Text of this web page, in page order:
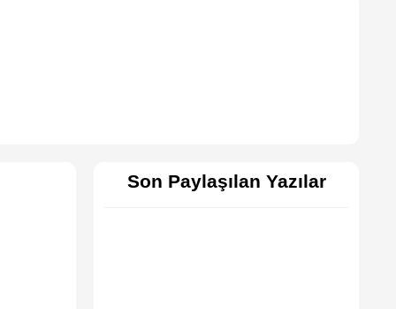
Son Paylaşılan Yazılar